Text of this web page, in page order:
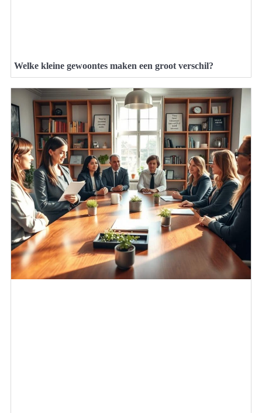
Welke kleine gewoontes maken een groot verschil?